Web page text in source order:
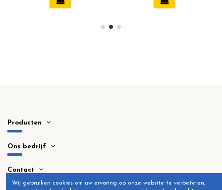
Producten
Ons bedrijf
Contact
Wij gebruiken cookies om uw ervaring op onze website te verbeteren,